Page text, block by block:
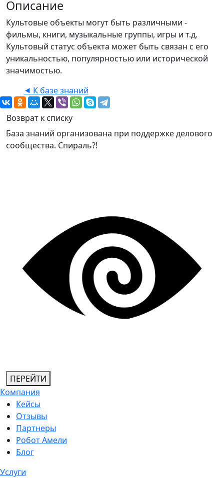
Описание
Культовые объекты могут быть различными -
фильмы, книги, музыкальные группы, игры и т.д.
Культовый статус объекта может быть связан с его
уникальностью, популярностью или исторической
значимостью.
⯇ К базе знаний
Возврат к списку
База знаний организована при поддержке делового
сообщества. Спираль?!
ПЕРЕЙТИ
Компания
Кейсы
Отзывы
Партнеры
Робот Амели
Блог
Услуги